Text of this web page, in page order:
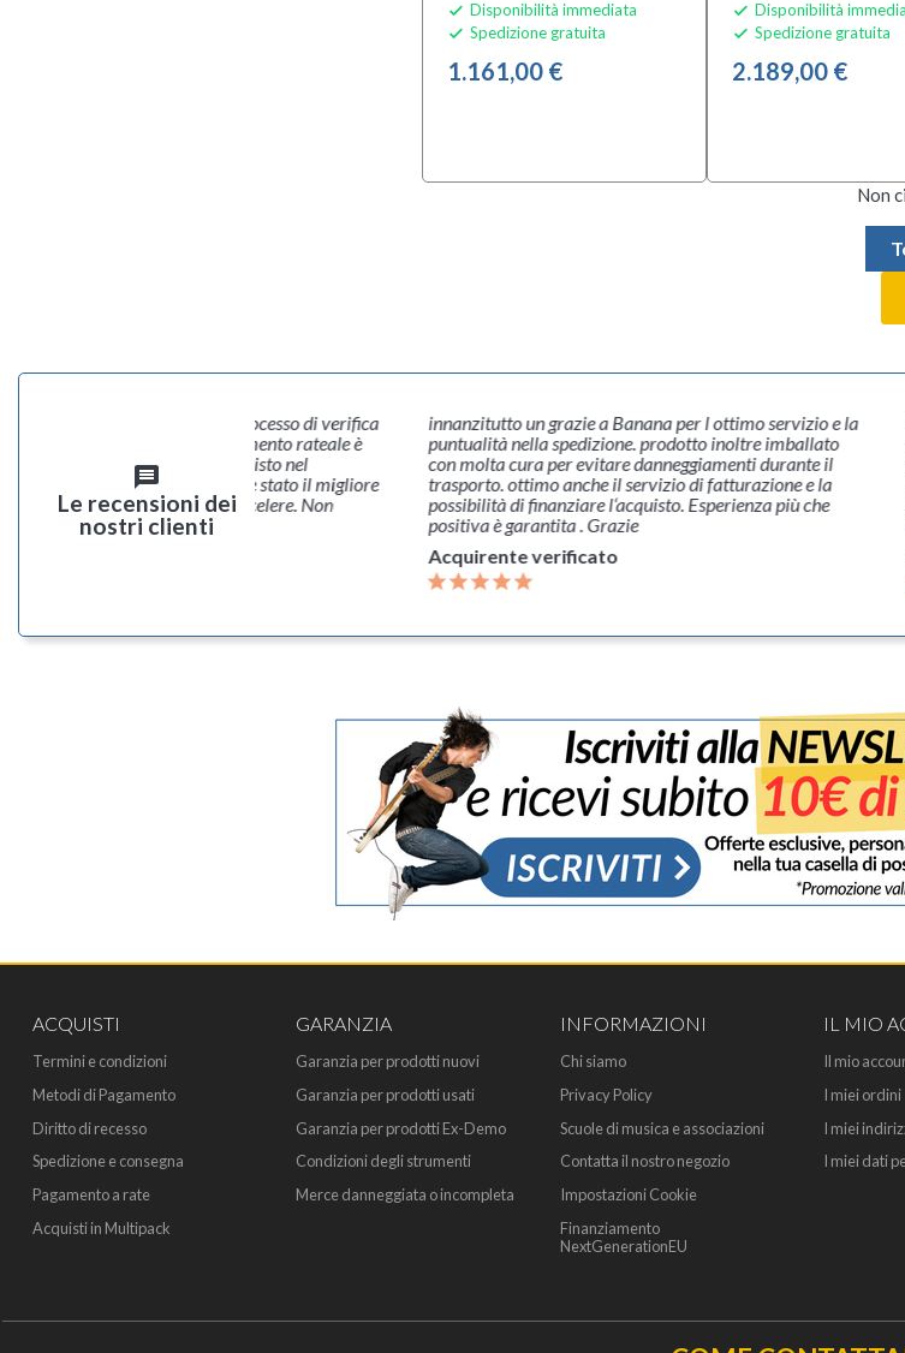
 Disponibilità immediata
 Spedizione gratuita
1.161,00 €
 Disponibilità
 Spedizione gratuita
2.189,00 €
Non
message
Le recensioni dei
nostri clienti
estremamente positiva, il processo di verifica
per l’autorizzazione al pagamento rateale è
e veloce, così come l’acquisto nel
Il prezzo dell’articolo scelto è stato il migliore
per distacco, spedizione celere. Non
sinceramente questo sito...
innanzitutto un grazie a Banana per l ottimo servizio e la
puntualità nella spedizione. prodotto inoltre imballato
con molta cura per evitare danneggiamenti durante il
trasporto. ottimo anche il servizio di fatturazione e la
possibilità di finanziare l‘acquisto. Esperienza più che
positiva è garantita . Grazie
Acquirente verificato
ACQUISTI
Termini e condizioni
Metodi di Pagamento
Diritto di recesso
Spedizione e consegna
Pagamento a rate
Acquisti in Multipack
GARANZIA
Garanzia per prodotti nuovi
Garanzia per prodotti usati
Garanzia per prodotti Ex-Demo
Condizioni degli strumenti
Merce danneggiata o incompleta
INFORMAZIONI
Chi siamo
Privacy Policy
Scuole di musica e associazioni
Contatta il nostro negozio
Impostazioni Cookie
Finanziamento
NextGenerationEU
IL MIO
Il mio
I miei ordini
I miei
I miei dati